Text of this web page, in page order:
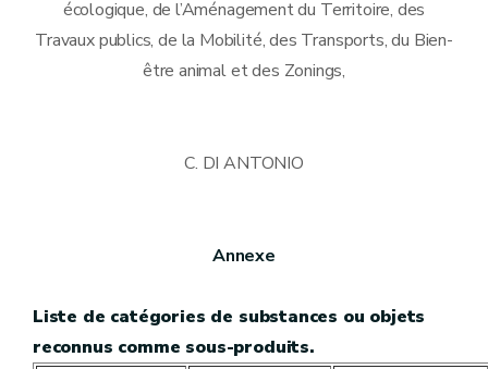
écologique, de l’Aménagement du Territoire, des
Travaux publics, de la Mobilité, des Transports, du Bien-
être animal et des Zonings,
C. DI ANTONIO
Annexe
Liste de catégories de substances ou objets
reconnus comme sous-produits.